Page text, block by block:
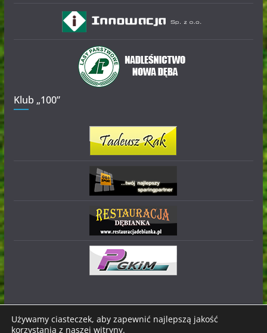
Klub „100”
Używamy ciasteczek, aby zapewnić najlepszą jakość
korzystania z naszej witryny.